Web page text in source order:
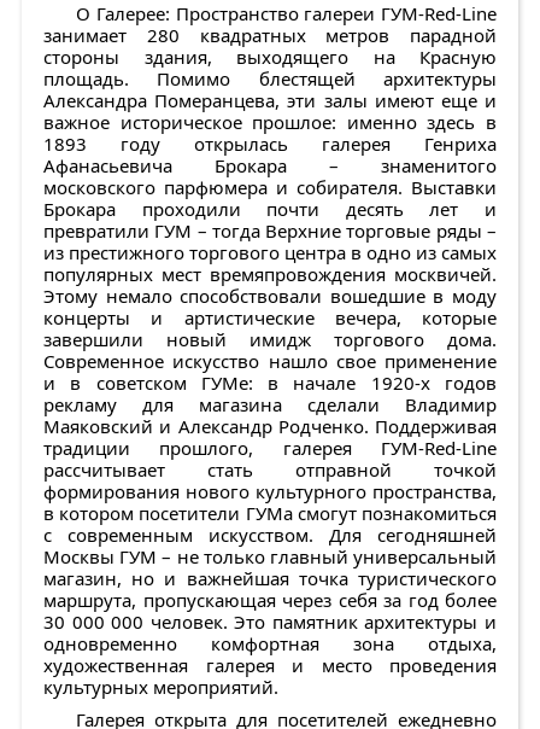
О Галерее: Пространство галереи ГУМ-Red-Line
занимает 280 квадратных метров парадной
стороны здания, выходящего на Красную
площадь. Помимо блестящей архитектуры
Александра Померанцева, эти залы имеют еще и
важное историческое прошлое: именно здесь в
1893 году открылась галерея Генриха
Афанасьевича Брокара – знаменитого
московского парфюмера и собирателя. Выставки
Брокара проходили почти десять лет и
превратили ГУМ – тогда Верхние торговые ряды –
из престижного торгового центра в одно из самых
популярных мест времяпровождения москвичей.
Этому немало способствовали вошедшие в моду
концерты и артистические вечера, которые
завершили новый имидж торгового дома.
Современное искусство нашло свое применение
и в советском ГУМе: в начале 1920-х годов
рекламу для магазина сделали Владимир
Маяковский и Александр Родченко. Поддерживая
традиции прошлого, галерея ГУМ-Red-Line
рассчитывает стать отправной точкой
формирования нового культурного пространства,
в котором посетители ГУМа смогут познакомиться
с современным искусством. Для сегодняшней
Москвы ГУМ – не только главный универсальный
магазин, но и важнейшая точка туристического
маршрута, пропускающая через себя за год более
30 000 000 человек. Это памятник архитектуры и
одновременно комфортная зона отдыха,
художественная галерея и место проведения
культурных мероприятий.
Галерея открыта для посетителей ежедневно